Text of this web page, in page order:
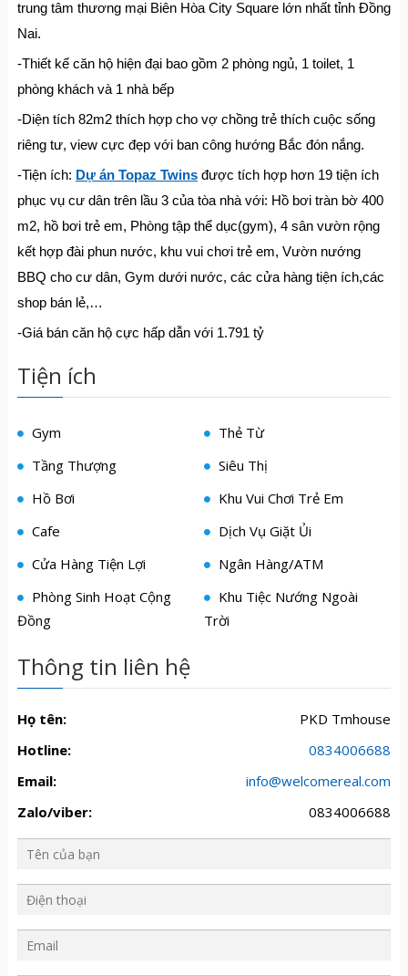
trung tâm thương mại Biên Hòa City Square lớn nhất tỉnh Đồng
Nai.
-Thiết kế căn hộ hiện đại bao gồm 2 phòng ngủ, 1 toilet, 1
phòng khách và 1 nhà bếp
-Diện tích 82m2 thích hợp cho vợ chồng trẻ thích cuộc sống
riêng tư, view cực đẹp với ban công hướng Bắc đón nắng.
-Tiện ích: Dự án Topaz Twinsđược tích hợp hơn 19 tiện ích
phục vụ cư dân trên lầu 3 của tòa nhà với: Hồ bơi tràn bờ 400
m2, hồ bơi trẻ em, Phòng tập thể dục(gym), 4 sân vườn rộng
kết hợp đài phun nước, khu vui chơi trẻ em, Vườn nướng
BBQ cho cư dân, Gym dưới nước, các cửa hàng tiện ích,các
shop bán lẻ,…
-Giá bán căn hộ cực hấp dẫn với 1.791 tỷ
Tiện ích
Gym
Thẻ Từ
Tầng Thượng
Siêu Thị
Hồ Bơi
Khu Vui Chơi Trẻ Em
Cafe
Dịch Vụ Giặt Ủi
Cửa Hàng Tiện Lợi
Ngân Hàng/ATM
Phòng Sinh Hoạt Cộng
Đồng
Khu Tiệc Nướng Ngoài
Trời
Thông tin liên hệ
Họ tên:
PKD Tmhouse
Hotline:
0834006688
Email:
info@welcomereal.com
Zalo/viber:
0834006688